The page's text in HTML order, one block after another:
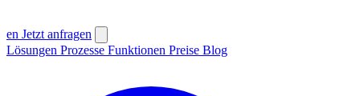
en Jetzt anfragen
Lösungen Prozesse Funktionen Preise Blog